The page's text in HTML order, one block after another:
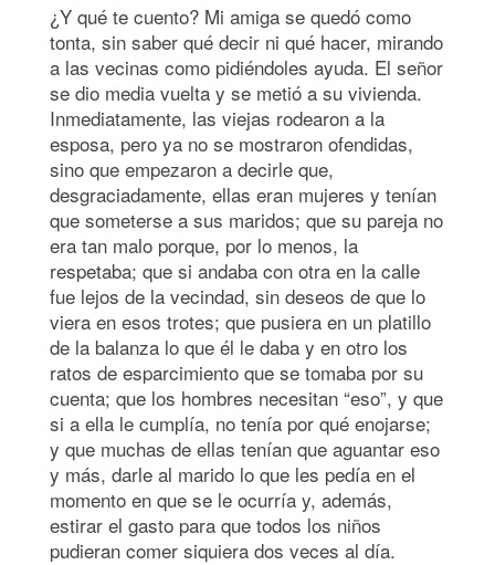
¿Y qué te cuento? Mi amiga se quedó como
tonta, sin saber qué decir ni qué hacer, mirando
a las vecinas como pidiéndoles ayuda. El señor
se dio media vuelta y se metió a su vivienda.
Inmediatamente, las viejas rodearon a la
esposa, pero ya no se mostraron ofendidas,
sino que empezaron a decirle que,
desgraciadamente, ellas eran mujeres y tenían
que someterse a sus maridos; que su pareja no
era tan malo porque, por lo menos, la
respetaba; que si andaba con otra en la calle
fue lejos de la vecindad, sin deseos de que lo
viera en esos trotes; que pusiera en un platillo
de la balanza lo que él le daba y en otro los
ratos de esparcimiento que se tomaba por su
cuenta; que los hombres necesitan “eso”, y que
si a ella le cumplía, no tenía por qué enojarse;
y que muchas de ellas tenían que aguantar eso
y más, darle al marido lo que les pedía en el
momento en que se le ocurría y, además,
estirar el gasto para que todos los niños
pudieran comer siquiera dos veces al día.